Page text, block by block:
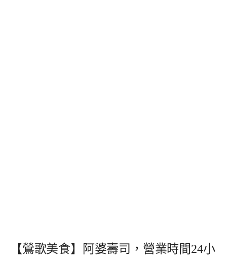
【鶯歌美食】阿婆壽司，營業時間24小